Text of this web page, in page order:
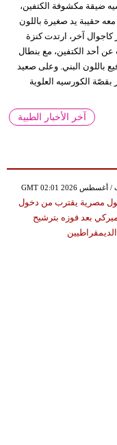
ضيقة مكشوفة الكتفين،
حقيبة يد صغيرة باللون
آخر، ارتدت كنزة
عن أحد الكتفين، مع بنطال
باللون البني. وعلى صعيد
الكورسيه العلوية
آخر الأخبار الطبية
مصرية يقترب من دخول
بعد فوزه بترشيح
الديمقراطيين